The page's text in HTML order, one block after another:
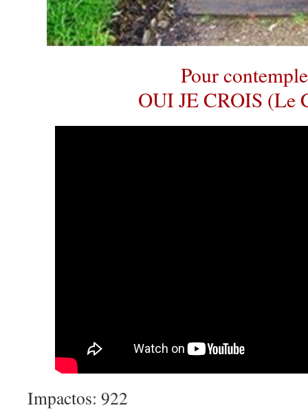
Pour
OUI JE CROIS (Le
Impactos: 922